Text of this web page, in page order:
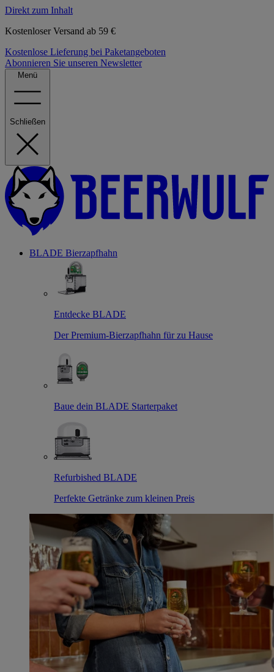
Direkt zum Inhalt
Kostenloser Versand ab 59 €
Kostenlose Lieferung bei Paketangeboten
Abonnieren Sie unseren Newsletter
Menü
Schließen
BLADE Bierzapfhahn
Entdecke BLADE
Der Premium-Bierzapfhahn für zu Hause
Baue dein BLADE Starterpaket
Refurbished BLADE
Perfekte Getränke zum kleinen Preis